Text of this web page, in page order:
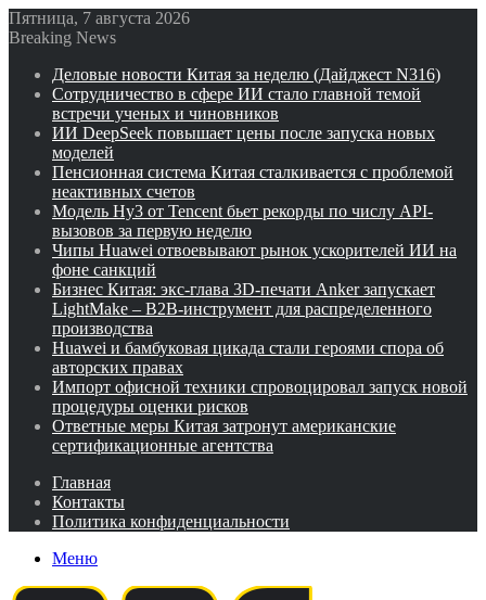
Пятница, 7 августа 2026
Breaking News
Деловые новости Китая за неделю (Дайджест N316)
Сотрудничество в сфере ИИ стало главной темой
встречи ученых и чиновников
ИИ DeepSeek повышает цены после запуска новых
моделей
Пенсионная система Китая сталкивается с проблемой
неактивных счетов
Модель Hy3 от Tencent бьет рекорды по числу API-
вызовов за первую неделю
Чипы Huawei отвоевывают рынок ускорителей ИИ на
фоне санкций
Бизнес Китая: экс-глава 3D-печати Anker запускает
LightMake – B2B-инструмент для распределенного
производства
Huawei и бамбуковая цикада стали героями спора об
авторских правах
Импорт офисной техники спровоцировал запуск новой
процедуры оценки рисков
Ответные меры Китая затронут американские
сертификационные агентства
Главная
Контакты
Политика конфиденциальности
Меню